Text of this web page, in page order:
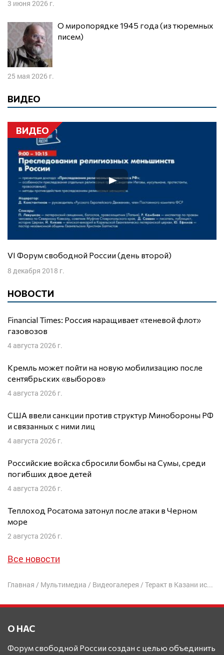
3 июня 2026 г.
О миропорядке 1945 года (из тюремных
писем)
25 мая 2026 г.
ВИДЕО
ВИДЕО
VI Форум свободной России (день второй)
8 декабря 2018 г.
НОВОСТИ
Financial Times: Россия наращивает «теневой флот»
газовозов
4 августа 2026 г.
Кремль может пойти на новую мобилизацию после
сентябрьских «выборов»
4 августа 2026 г.
США ввели санкции против структур Минобороны РФ
и связанных с ними лиц
4 августа 2026 г.
Российские войска сбросили бомбы на Сумы, среди
погибших двое детей
4 августа 2026 г.
Теплоход Росатома затонул после атаки в Черном
море
2 августа 2026 г.
Все новости
Главная / Мультимедиа / Видеогалерея / Теракт в Казани используют для закручивания гаек — Д. Гудков
О НАС
Форум свободной России создан с целью объединить